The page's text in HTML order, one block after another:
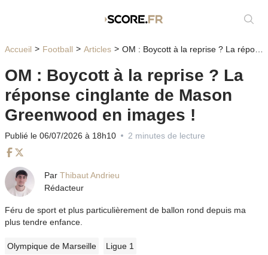
Accueil Football Articles OM : Boycott à la reprise ? La réponse cinglante de Mason Greenwood en images !
OM : Boycott à la reprise ? La
réponse cinglante de Mason
Greenwood en images !
Publié le 06/07/2026 à 18h10 2 minutes de lecture
Par Thibaut Andrieu
Rédacteur
Féru de sport et plus particulièrement de ballon rond depuis ma
plus tendre enfance.
Olympique de Marseille Ligue 1